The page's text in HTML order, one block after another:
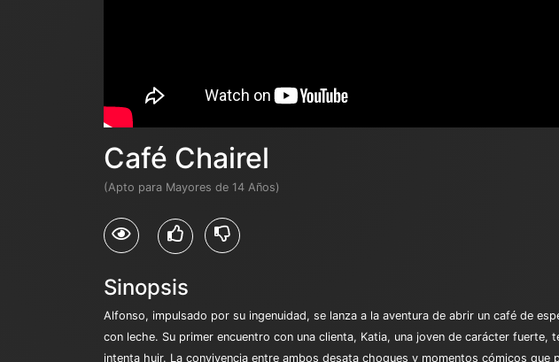
Café Chairel
(Apto para Mayores de 14 Años)
Sinopsis
Alfonso, impulsado por su ingenuidad, se lanza a la aventura de abrir un café de
con leche. Su primer encuentro con una clienta, Katia, una joven de carácter
intenta huir. La convivencia entre ambos desata choques y momentos cómicos